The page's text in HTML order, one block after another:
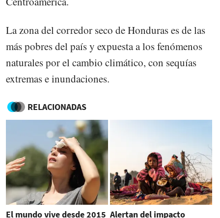
La zona del corredor seco de Honduras es de las
más pobres del país y expuesta a los fenómenos
naturales por el cambio climático, con sequías
extremas e inundaciones.
RELACIONADAS
El mundo vive desde 2015 Alertan del impacto